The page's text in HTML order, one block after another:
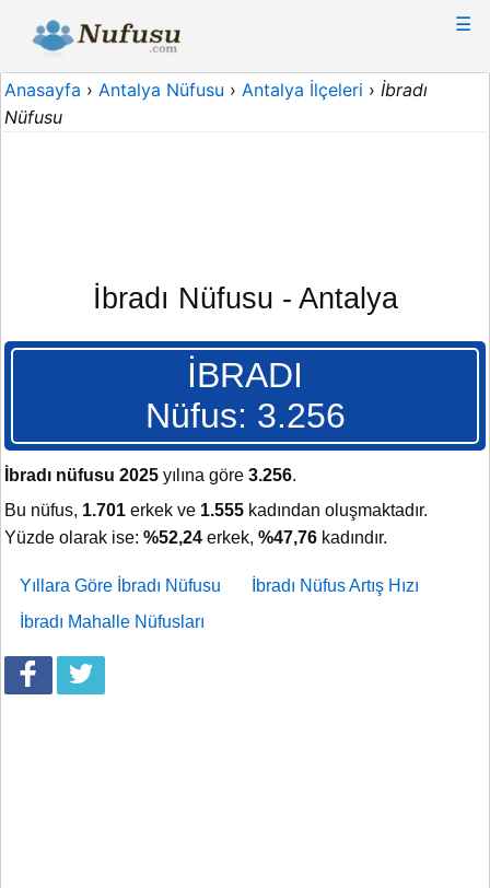
☰
Anasayfa › Antalya Nüfusu › Antalya İlçeleri › İbradı
Nüfusu
İbradı Nüfusu - Antalya
İBRADI
Nüfus: 3.256
İbradı nüfusu 2025 yılına göre 3.256.
Bu nüfus, 1.701 erkek ve 1.555 kadından oluşmaktadır.
Yüzde olarak ise: %52,24 erkek, %47,76 kadındır.
Yıllara Göre İbradı Nüfusu
İbradı Nüfus Artış Hızı
İbradı Mahalle Nüfusları